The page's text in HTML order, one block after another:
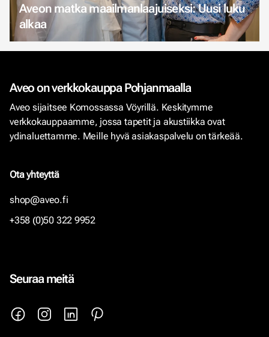
Aveon matka maailmanlaajuiseksi: Uusi luku
alkaa
Aveo on verkkokauppa Pohjanmaalla
Aveo sijaitsee Komossassa Vöyrillä. Keskitymme
verkkokauppaamme, jossa tapetit ja akustiikka ovat
ydinaluettamme. Meille hyvä asiakaspalvelu on tärkeää.
Ota yhteyttä
shop@aveo.fi
+358 (0)50 322 9952
Seuraa meitä